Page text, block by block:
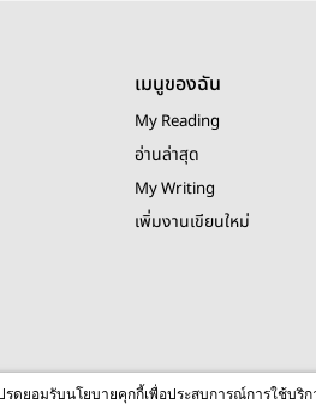
เมนูของฉัน
My Reading
อ่านล่าสุด
My Writing
เพิ่มงานเขียนใหม่
© 2026
This site is
รดยอมรับนโยบายคุกกี้เพื่อประสบการณ์การใช้